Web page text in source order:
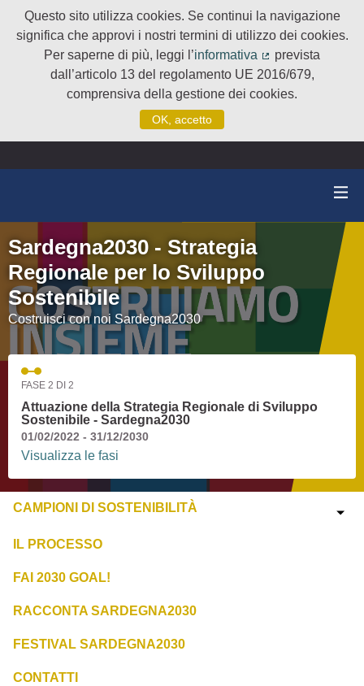
Questo sito utilizza cookies. Se continui la navigazione
significa che approvi i nostri termini di utilizzo dei cookies.
Per saperne di più, leggi l’informativa
(Collegamento
prevista
dall’articolo 13 del regolamento UE 2016/679,
comprensiva della gestione dei cookies.
OK, accetto
Sardegna2030 - Strategia
Regionale per lo Sviluppo
Sostenibile
Costruisci con noi Sardegna2030
FASE 2 DI 2
Attuazione della Strategia Regionale di Sviluppo
Sostenibile - Sardegna2030
01/02/2022 - 31/12/2030
Visualizza le fasi
CAMPIONI DI SOSTENIBILITÀ
IL PROCESSO
FAI 2030 GOAL!
RACCONTA SARDEGNA2030
FESTIVAL SARDEGNA2030
CONTATTI